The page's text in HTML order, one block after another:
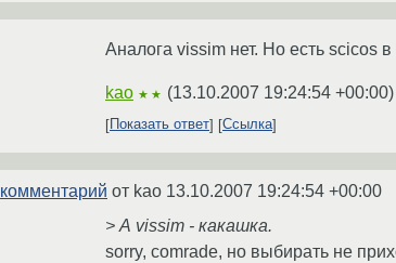
Аналога vissim нет. Но есть scicos
kao ★★ (13.10.2007 19:24:54 +00:00)
Показать ответ Ссылка
комментарий от kao 13.10.2007 19:24:54 +00:00
> А vissim - какашка.
sorry, comrade, но выбирать не